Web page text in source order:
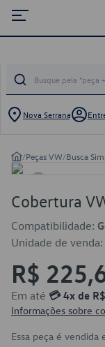
Nova Serrana
/Peças VW/Busca
Cobertura
Compatibilidade:
Unidade de venda:
R$
Em até 💳 4x de
Informações sobre
Essa peça é